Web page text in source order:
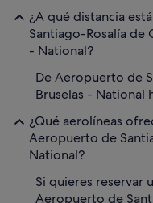
¿A qué distancia
Santiago-Rosalía de
- National?
De Aeropuerto de
Bruselas - National
¿Qué aerolíneas
Aeropuerto de
National?
Si quieres reservar
Aeropuerto de